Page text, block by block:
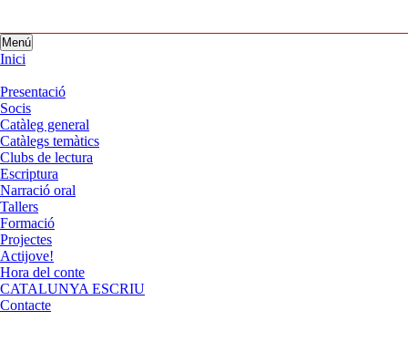
Menú
Inici
Presentació
Socis
Catàleg general
Catàlegs temàtics
Clubs de lectura
Escriptura
Narració oral
Tallers
Formació
Projectes
Actijove!
Hora del conte
CATALUNYA ESCRIU
Contacte